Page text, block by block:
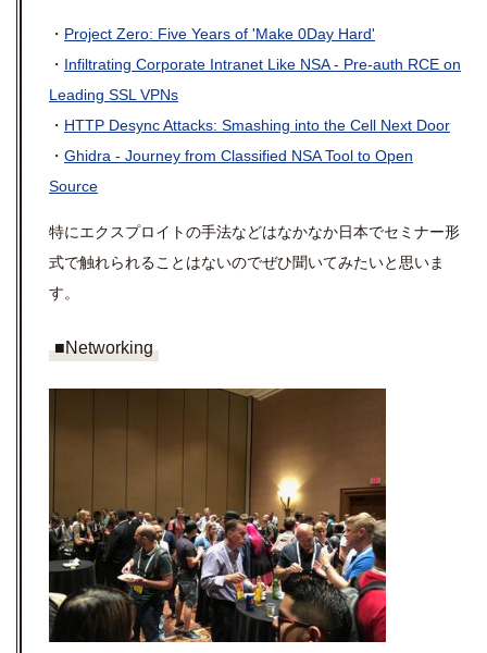
・ Project Zero: Five Years of 'Make 0Day Hard'
・ Infiltrating Corporate Intranet Like NSA - Pre-auth RCE on
Leading SSL VPNs
・ HTTP Desync Attacks: Smashing into the Cell Next Door
・ Ghidra - Journey from Classified NSA Tool to Open
Source
特にエクスプロイトの手法などはなかなか日本でセミナー形
式で触れられることはないのでぜひ聞いてみたいと思いま
す。
■Networking